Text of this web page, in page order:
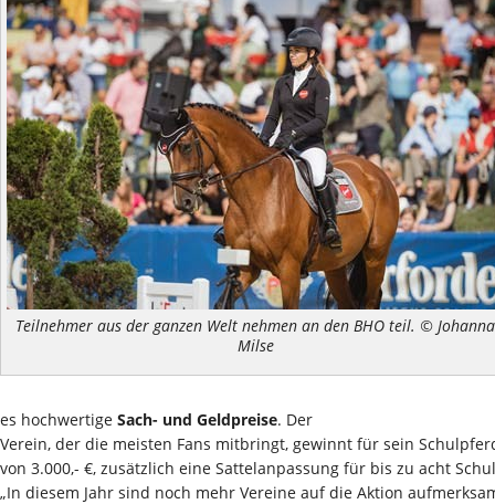
Teilnehmer aus der ganzen Welt nehmen an den BHO teil. © Johanna
Milse
es hochwertige Sach- und Geldpreise. Der
Verein, der die meisten Fans mitbringt, gewinnt für sein
von 3.000,- €, zusätzlich eine Sattelanpassung für bis zu acht
„In diesem Jahr sind noch mehr Vereine auf die Aktion